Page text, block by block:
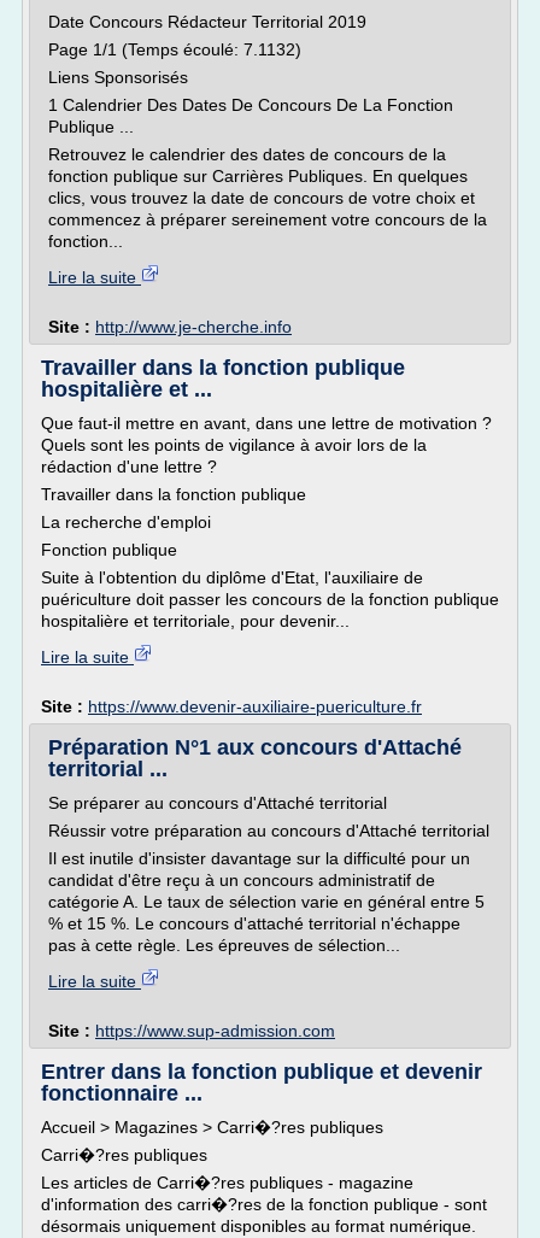
Date Concours Rédacteur Territorial 2019
Page 1/1 (Temps écoulé: 7.1132)
Liens Sponsorisés
1 Calendrier Des Dates De Concours De La Fonction
Publique ...
Retrouvez le calendrier des dates de concours de la
fonction publique sur Carrières Publiques. En quelques
clics, vous trouvez la date de concours de votre choix et
commencez à préparer sereinement votre concours de la
fonction...
Lire la suite
Site : http://www.je-cherche.info
Travailler dans la fonction publique
hospitalière et ...
Que faut-il mettre en avant, dans une lettre de motivation ?
Quels sont les points de vigilance à avoir lors de la
rédaction d'une lettre ?
Travailler dans la fonction publique
La recherche d'emploi
Fonction publique
Suite à l'obtention du diplôme d'Etat, l'auxiliaire de
puériculture doit passer les concours de la fonction publique
hospitalière et territoriale, pour devenir...
Lire la suite
Site : https://www.devenir-auxiliaire-puericulture.fr
Préparation N°1 aux concours d'Attaché
territorial ...
Se préparer au concours d'Attaché territorial
Réussir votre préparation au concours d'Attaché territorial
Il est inutile d'insister davantage sur la difficulté pour un
candidat d'être reçu à un concours administratif de
catégorie A. Le taux de sélection varie en général entre 5
% et 15 %. Le concours d'attaché territorial n'échappe
pas à cette règle. Les épreuves de sélection...
Lire la suite
Site : https://www.sup-admission.com
Entrer dans la fonction publique et devenir
fonctionnaire ...
Accueil > Magazines > Carri�?res publiques
Carri�?res publiques
Les articles de Carri�?res publiques - magazine
d'information des carri�?res de la fonction publique - sont
désormais uniquement disponibles au format numérique.